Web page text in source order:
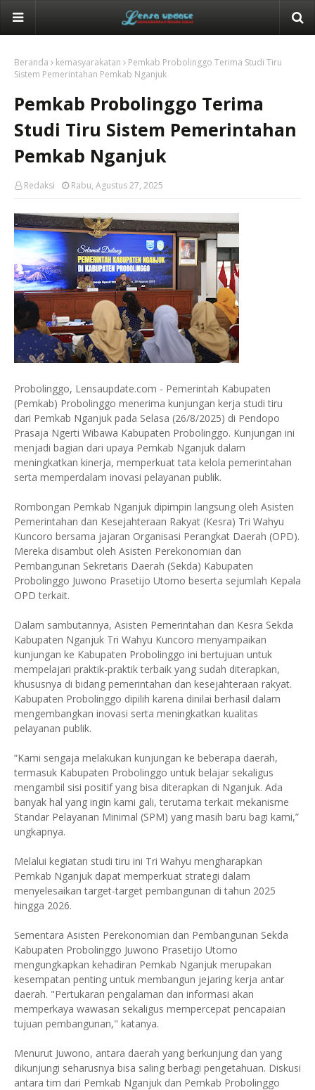
Beranda kemasyarakatan
Pemkab Probolinggo Terima Studi Tiru
Sistem Pemerintahan Pemkab Nganjuk
Pemkab Probolinggo Terima
Studi Tiru Sistem Pemerintahan
Pemkab Nganjuk
Redaksi Rabu, Agustus 27, 2025
Probolinggo, Lensaupdate.com - Pemerintah Kabupaten
(Pemkab) Probolinggo menerima kunjungan kerja studi tiru
dari Pemkab Nganjuk pada Selasa (26/8/2025) di Pendopo
Prasaja Ngerti Wibawa Kabupaten Probolinggo. Kunjungan ini
menjadi bagian dari upaya Pemkab Nganjuk dalam
meningkatkan kinerja, memperkuat tata kelola pemerintahan
serta memperdalam inovasi pelayanan publik.
Rombongan Pemkab Nganjuk dipimpin langsung oleh Asisten
Pemerintahan dan Kesejahteraan Rakyat (Kesra) Tri Wahyu
Kuncoro bersama jajaran Organisasi Perangkat Daerah (OPD).
Mereka disambut oleh Asisten Perekonomian dan
Pembangunan Sekretaris Daerah (Sekda) Kabupaten
Probolinggo Juwono Prasetijo Utomo beserta sejumlah Kepala
OPD terkait.
Dalam sambutannya, Asisten Pemerintahan dan Kesra Sekda
Kabupaten Nganjuk Tri Wahyu Kuncoro menyampaikan
kunjungan ke Kabupaten Probolinggo ini bertujuan untuk
mempelajari praktik-praktik terbaik yang sudah diterapkan,
khususnya di bidang pemerintahan dan kesejahteraan rakyat.
Kabupaten Probolinggo dipilih karena dinilai berhasil dalam
mengembangkan inovasi serta meningkatkan kualitas
pelayanan publik.
“Kami sengaja melakukan kunjungan ke beberapa daerah,
termasuk Kabupaten Probolinggo untuk belajar sekaligus
mengambil sisi positif yang bisa diterapkan di Nganjuk. Ada
banyak hal yang ingin kami gali, terutama terkait mekanisme
Standar Pelayanan Minimal (SPM) yang masih baru bagi kami,”
ungkapnya.
Melalui kegiatan studi tiru ini Tri Wahyu mengharapkan
Pemkab Nganjuk dapat memperkuat strategi dalam
menyelesaikan target-target pembangunan di tahun 2025
hingga 2026.
Sementara Asisten Perekonomian dan Pembangunan Sekda
Kabupaten Probolinggo Juwono Prasetijo Utomo
mengungkapkan kehadiran Pemkab Nganjuk merupakan
kesempatan penting untuk membangun jejaring kerja antar
daerah. "Pertukaran pengalaman dan informasi akan
memperkaya wawasan sekaligus mempercepat pencapaian
tujuan pembangunan," katanya.
Menurut Juwono, antara daerah yang berkunjung dan yang
dikunjungi seharusnya bisa saling berbagi pengetahuan. Diskusi
antara tim dari Pemkab Nganjuk dan Pemkab Probolinggo